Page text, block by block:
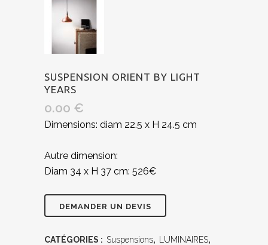
SUSPENSION ORIENT BY LIGHT
YEARS
0.00 €
Dimensions: diam 22.5 x H 24.5 cm
Autre dimension:
Diam 34 x H 37 cm: 526€
CATÉGORIES : Suspensions, LUMINAIRES,